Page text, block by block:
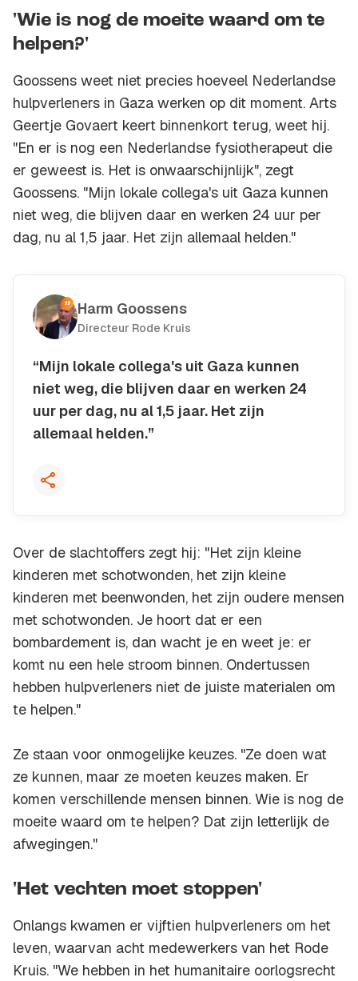
'Wie is nog de moeite waard om te
helpen?'
Goossens weet niet precies hoeveel Nederlandse
hulpverleners in Gaza werken op dit moment. Arts
Geertje Govaert keert binnenkort terug, weet hij.
"En er is nog een Nederlandse fysiotherapeut die
er geweest is. Het is onwaarschijnlijk", zegt
Goossens. "Mijn lokale collega's uit Gaza kunnen
niet weg, die blijven daar en werken 24 uur per
dag, nu al 1,5 jaar. Het zijn allemaal helden."
Harm Goossens
Directeur Rode Kruis
“Mijn lokale collega's uit Gaza kunnen
niet weg, die blijven daar en werken 24
uur per dag, nu al 1,5 jaar. Het zijn
allemaal helden.”
Kopieer quote
Over de slachtoffers zegt hij: "Het zijn kleine
kinderen met schotwonden, het zijn kleine
kinderen met beenwonden, het zijn oudere mensen
met schotwonden. Je hoort dat er een
bombardement is, dan wacht je en weet je: er
komt nu een hele stroom binnen. Ondertussen
hebben hulpverleners niet de juiste materialen om
te helpen."
Ze staan voor onmogelijke keuzes. "Ze doen wat
ze kunnen, maar ze moeten keuzes maken. Er
komen verschillende mensen binnen. Wie is nog de
moeite waard om te helpen? Dat zijn letterlijk de
afwegingen."
'Het vechten moet stoppen'
Onlangs kwamen er vijftien hulpverleners om het
leven, waarvan acht medewerkers van het Rode
Kruis. "We hebben in het humanitaire oorlogsrecht